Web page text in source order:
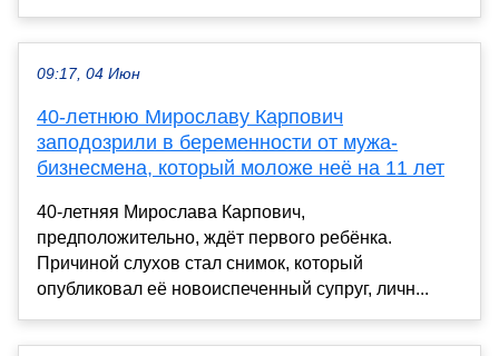
09:17, 04 Июн
40-летнюю Мирославу Карпович
заподозрили в беременности от мужа-
бизнесмена, который моложе неё на 11 лет
40-летняя Мирослава Карпович,
предположительно, ждёт первого ребёнка.
Причиной слухов стал снимок, который
опубликовал её новоиспеченный супруг, личн...